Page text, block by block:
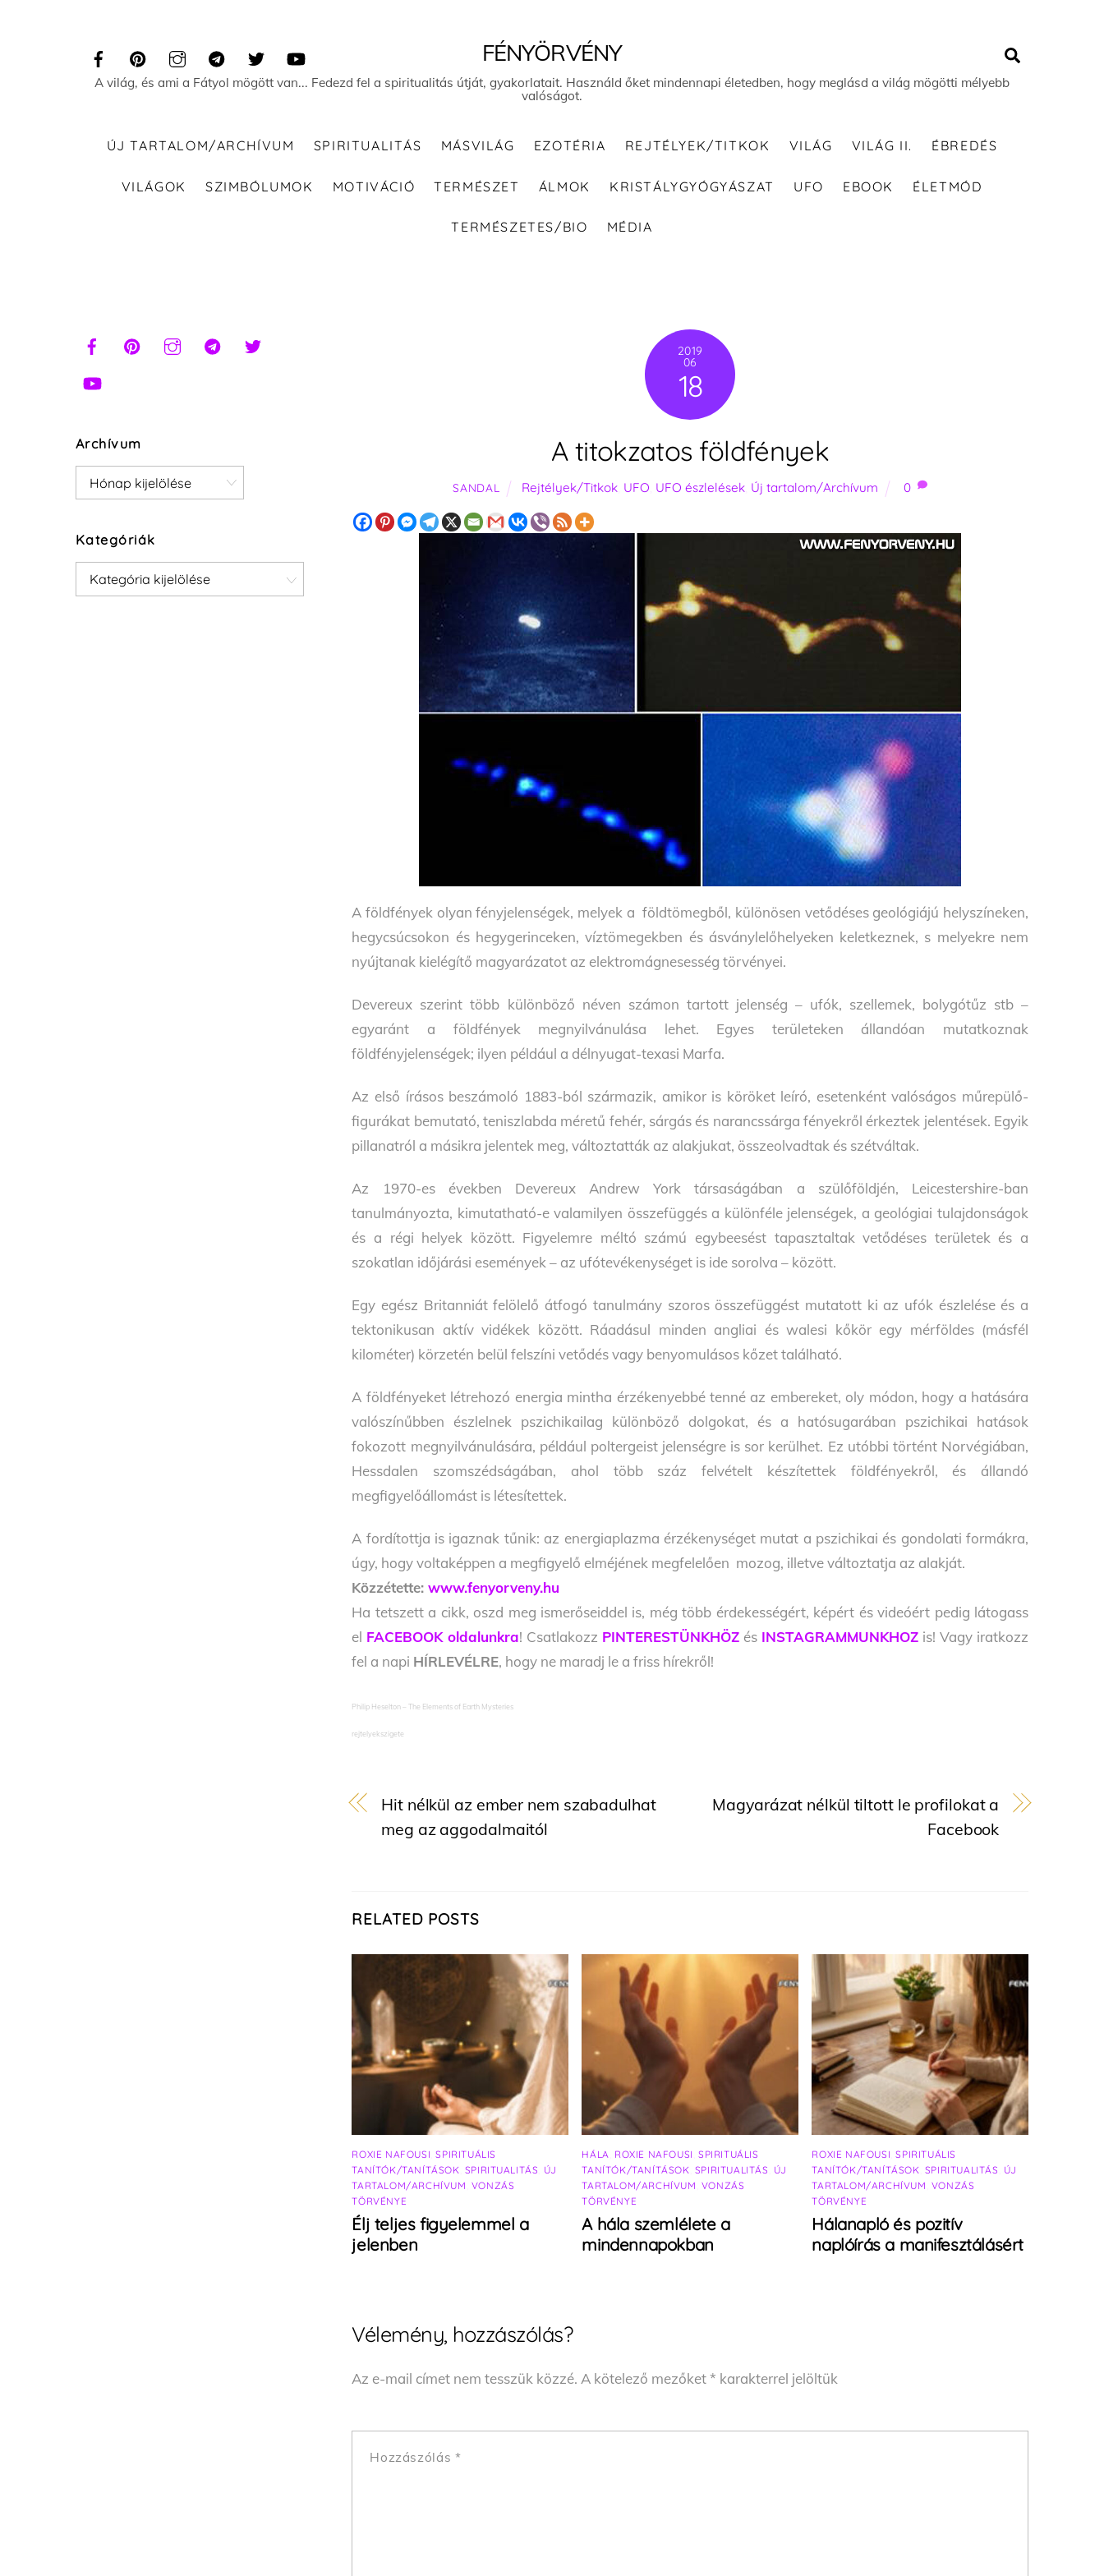
FÉNYÖRVÉNY
A világ, és ami a Fátyol mögött van... Fedezd fel a spiritualitás útját, gyakorlatait. Használd őket mindennapi életedben, hogy meglásd a világ mögötti mélyebb
valóságot.
ÚJ TARTALOM/ARCHÍVUM SPIRITUALITÁS MÁSVILÁG EZOTÉRIA REJTÉLYEK/TITKOK VILÁG VILÁG II. ÉBREDÉS
VILÁGOK SZIMBÓLUMOK MOTIVÁCIÓ TERMÉSZET ÁLMOK KRISTÁLYGYÓGYÁSZAT UFO EBOOK ÉLETMÓD
TERMÉSZETES/BIO MÉDIA
2019
06
18
A titokzatos földfények
SANDAL Rejtélyek/Titkok UFO UFO észlelések Új tartalom/Archívum 0
A földfények olyan fényjelenségek, melyek a földtömegből, különösen vetődéses geológiájú helyszíneken,
hegycsúcsokon és hegygerinceken, víztömegekben és ásványlelőhelyeken keletkeznek, s melyekre nem
nyújtanak kielégítő magyarázatot az elektromágnesesség törvényei.
Devereux szerint több különböző néven számon tartott jelenség – ufók, szellemek, bolygótűz stb –
egyaránt a földfények megnyilvánulása lehet. Egyes területeken állandóan mutatkoznak
földfényjelenségek; ilyen például a délnyugat-texasi Marfa.
Az első írásos beszámoló 1883-ból származik, amikor is köröket leíró, esetenként valóságos műrepülő-
figurákat bemutató, teniszlabda méretű fehér, sárgás és narancssárga fényekről érkeztek jelentések. Egyik
pillanatról a másikra jelentek meg, változtatták az alakjukat, összeolvadtak és szétváltak.
Az 1970-es években Devereux Andrew York társaságában a szülőföldjén, Leicestershire-ban
tanulmányozta, kimutatható-e valamilyen összefüggés a különféle jelenségek, a geológiai tulajdonságok
és a régi helyek között. Figyelemre méltó számú egybeesést tapasztaltak vetődéses területek és a
szokatlan időjárási események – az ufótevékenységet is ide sorolva – között.
Egy egész Britanniát felölelő átfogó tanulmány szoros összefüggést mutatott ki az ufók észlelése és a
tektonikusan aktív vidékek között. Ráadásul minden angliai és walesi kőkör egy mérföldes (másfél
kilométer) körzetén belül felszíni vetődés vagy benyomulásos kőzet található.
A földfényeket létrehozó energia mintha érzékenyebbé tenné az embereket, oly módon, hogy a hatására
valószínűbben észlelnek pszichikailag különböző dolgokat, és a hatósugarában pszichikai hatások
fokozott megnyilvánulására, például poltergeist jelenségre is sor kerülhet. Ez utóbbi történt Norvégiában,
Hessdalen szomszédságában, ahol több száz felvételt készítettek földfényekről, és állandó
megfigyelőállomást is létesítettek.
A fordítottja is igaznak tűnik: az energiaplazma érzékenységet mutat a pszichikai és gondolati formákra,
úgy, hogy voltaképpen a megfigyelő elméjének megfelelően mozog, illetve változtatja az alakját.
Közzétette:www.fenyorveny.hu
Ha tetszett a cikk, oszd meg ismerőseiddel is, még több érdekességért, képért és videóért pedig látogass
el FACEBOOK oldalunkra! Csatlakozz PINTERESTÜNKHÖZ és INSTAGRAMMUNKHOZ is! Vagy iratkozz
fel a napi HÍRLEVÉLRE, hogy ne maradj le a friss hírekről!
Philip Heselton – The Elements of Earth Mysteries
rejtelyekszigete
Hit nélkül az ember nem szabadulhat
meg az aggodalmaitól
Magyarázat nélkül tiltott le profilokat a
Facebook
RELATED POSTS
ROXIE NAFOUSI ,SPIRITUÁLIS
TANÍTÓK/TANÍTÁSOK SPIRITUALITÁS ÚJ
TARTALOM/ARCHÍVUM VONZÁS
TÖRVÉNYE
Élj teljes figyelemmel a
jelenben
HÁLA ROXIE NAFOUSI SPIRITUÁLIS
TANÍTÓK/TANÍTÁSOK SPIRITUALITÁS ÚJ
TARTALOM/ARCHÍVUM VONZÁS
TÖRVÉNYE
A hála szemlélete a
mindennapokban
ROXIE NAFOUSI ,SPIRITUÁLIS
TANÍTÓK/TANÍTÁSOK SPIRITUALITÁS ÚJ
TARTALOM/ARCHÍVUM VONZÁS
TÖRVÉNYE
Hálanapló és pozitív
naplóírás a manifesztálásért
Vélemény, hozzászólás?
Az e-mail címet nem tesszük közzé. A kötelező mezőket* karakterrel jelöltük
Hozzászólás *
Archívum
Archívum
Kategóriák
Kategóriák